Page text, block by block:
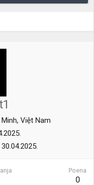
Việt Nam
30.04.2025.
Poena
0